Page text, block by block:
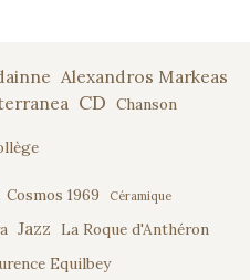
Alexandros Markeas
CD Chanson
Cosmos 1969 Céramique
Jazz La Roque d'Anthéron
Equilbey